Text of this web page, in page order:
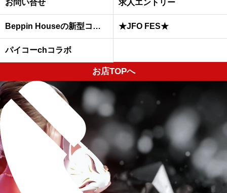
お問い合せ 求人エントリー
Beppin Houseの新型コロナウイルスへの予防対策について ★JFO FES★
パイコーchコラボ
お店TOPへ